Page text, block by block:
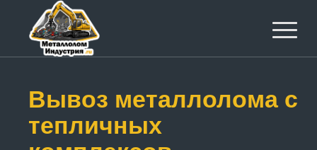
Вывоз металлолома с
тепличных